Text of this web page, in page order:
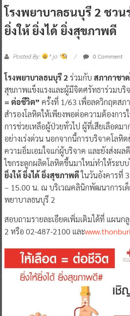
โรงพยาบาลธนบุรี 2 ชวน
ยิ่งให้ ยิ่งได้ ยิ่งสุขภาพดี
Posted By: ^ jo ^ 0 Comment
โรงพยาบาลธนบุรี 2ร่วมกับ สภากาชา
สุขภาพแข็งแรงและผู้มีจิตศรัทธาร่วมบริ
= ต่อชีวิต” ครั้งที่ 1/63 เพื่อลดวิกฤตสภ
สำรองโลหิตให้เพียงพอต่อความต้องการ
การช่วยเหลือผู้ป่วยทั่วไป ผู้ที่เสียเลือดม
อย่างเร่งด่วน นอกจากนี้การบริจาคโลหิ
ความอิ่มเอมใจแก่ผู้บริจาค และยังส่งผล
ไขกระดูกผลิตโลหิตขึ้นมาใหม่ทำให้ระบ
ยิ่งให้ ยิ่งได้ ยิ่งสุขภาพดี ในวันอังคารที่
– 15.00 น. ณ บริเวณคลินิกพัฒนาการเด็
พยาบาลธนบุรี 2
สอบถามรายละเอียดเพิ่มเติมได้ที่ แผน
2 หรือ 02-487-2100 และ